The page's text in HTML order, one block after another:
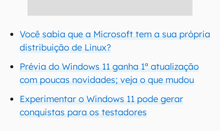
Você sabia que a Microsoft tem a sua própria
distribuição de Linux?
Prévia do Windows 11 ganha 1ª atualização
com poucas novidades; veja o que mudou
Experimentar o Windows 11 pode gerar
conquistas para os testadores